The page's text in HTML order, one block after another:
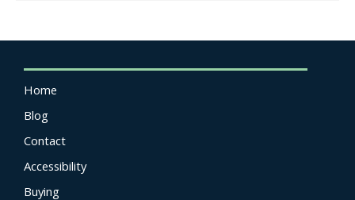
Home
Blog
Contact
Accessibility
Buying